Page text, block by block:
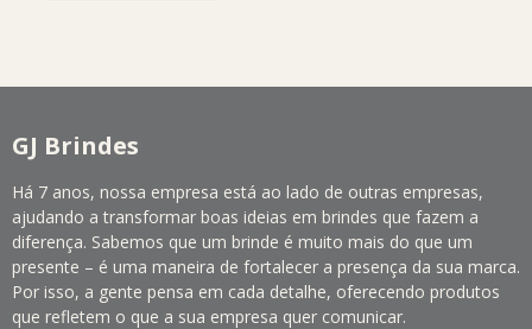
GJ Brindes
Há 7 anos, nossa empresa está ao lado de outras empresas,
ajudando a transformar boas ideias em brindes que fazem a
diferença. Sabemos que um brinde é muito mais do que um
presente – é uma maneira de fortalecer a presença da sua marca.
Por isso, a gente pensa em cada detalhe, oferecendo produtos
que refletem o que a sua empresa quer comunicar.